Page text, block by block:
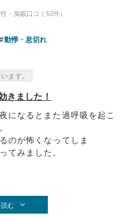
・掲載口コミ52件）
動悸・息切れ
ます。
きました！
になるとまた過呼吸を起こ
のが怖くなってしま
てみました。
む